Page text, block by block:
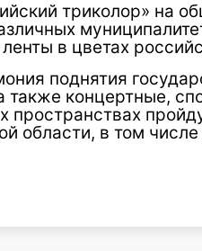
триколор» на
в цветах
поднятия
концертные,
пространствах
области, в том